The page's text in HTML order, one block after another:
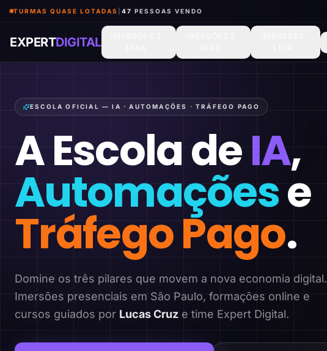
TURMAS QUASE LOTADAS 46 PESSOAS VENDO
EXPERTDIGITAL
ESCOLA OFICIAL — IA · AUTOMAÇÕES · TRÁFEGO PAGO
A Escola deIA,
Automaçõese
Tráfego Pago.
Domine os três pilares que movem a nova economia digital.
Imersões presenciais em São Paulo, formações online e
cursos guiados por Lucas Cruz e time Expert Digital.